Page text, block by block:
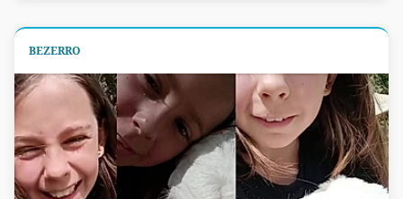
BEZERRO